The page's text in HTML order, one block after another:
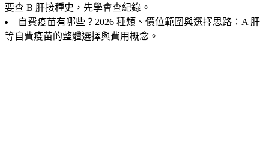
要查 B 肝接種史，先學會查紀錄。
自費疫苗有哪些？2026 種類、價位範圍與選擇思路 ：A 肝
等自費疫苗的整體選擇與費用概念。